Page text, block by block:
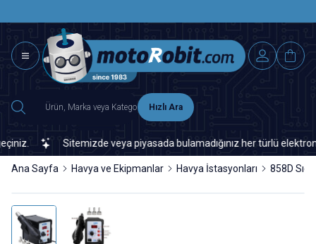
Hızlı Ara
Sitemizde veya piyasada bulamadığınız her türlü
Ana Sayfa Havya ve Ekipmanlar Havya İstasyonları 858D